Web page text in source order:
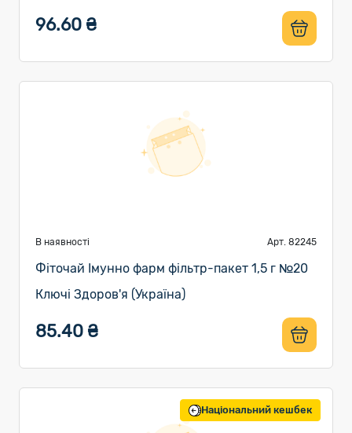
96.60 ₴
В наявності Арт. 82245
Фіточай Імунно фарм фільтр-пакет 1,5 г №20
Ключі Здоров'я (Україна)
85.40 ₴
Національний кешбек